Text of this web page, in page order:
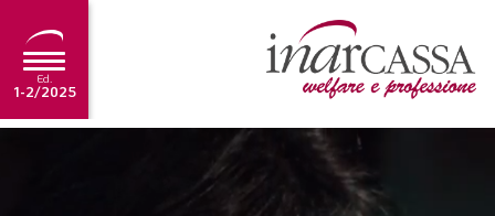
Ed.
1-2/2025